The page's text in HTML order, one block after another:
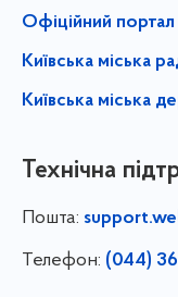
Офіційний
Київська міська
Київська міська
Технічна
Пошта:
Телефон: (044)